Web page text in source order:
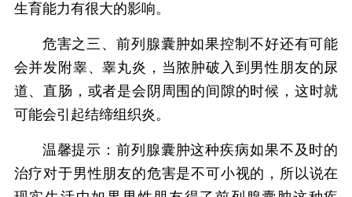
生育能力有很大的影响。
危害之三、前列腺囊肿如果控制不好还有可能
会并发附睾、睾丸炎，当脓肿破入到男性朋友的尿
道、直肠，或者是会阴周围的间隙的时候，这时就
可能会引起结缔组织炎。
温馨提示：前列腺囊肿这种疾病如果不及时的
治疗对于男性朋友的危害是不可小视的，所以说在